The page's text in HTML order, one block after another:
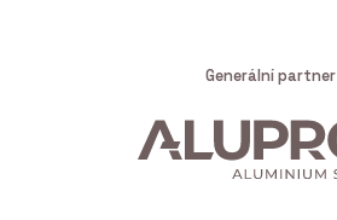
Generální partner